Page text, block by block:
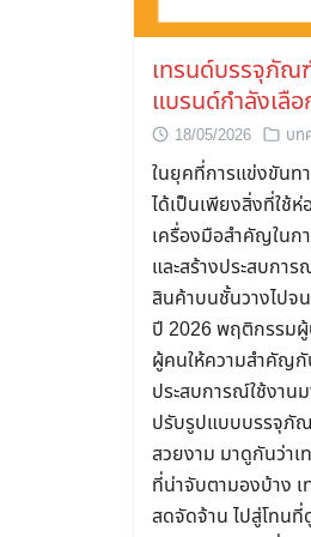
เทรนด์บรรจุภัณ
แบรนด์กำลังเลือ
18/05/2026 บท
ในยุคที่การแข่งขันท
ได้เป็นเพียงสิ่งที่ใช้
เครื่องมือสำคัญในก
และสร้างประสบกา
สินค้าบนชั้นวางไปจ
ปี 2026 พฤติกรรมผู้
ผู้คนให้ความสำคัญ
ประสบการณ์ใช้งาน
ปรับรูปแบบบรรจุภั
สวยงาม มาดูกันว่า
ที่น่าจับตามองบ้าง
สดจัดจ้าน ไปสู่โทน